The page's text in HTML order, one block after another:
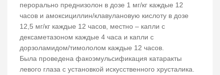
перорально преднизолон в дозе 1 мг/кг каждые 12
часов и амоксициллин/клавулановую кислоту в дозе
12,5 мг/кг каждые 12 часов, местно – капли с
дексаметазоном каждые 4 часа и капли с
дорзоламидом/тимололом каждые 12 часов.
Была проведена факоэмульсификация катаракты
левого глаза с установкой искусственного хрусталика.